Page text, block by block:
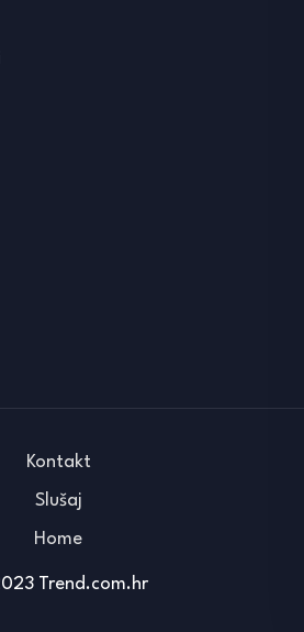
Trend.com.hr
Kontakt
Slušaj
Home